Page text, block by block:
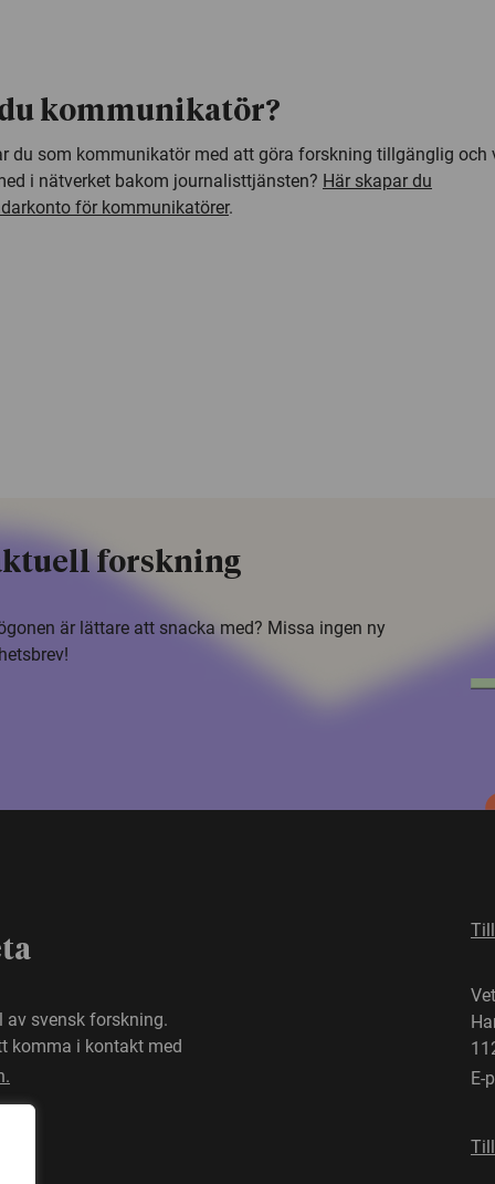
kommunikatör?
du som kommunikatör med att göra forskning tillgänglig och
i nätverket bakom journalisttjänsten? Här skapar du
för kommunikatörer.
forskning
är lättare att snacka med? Missa ingen ny
svensk forskning.
komma i kontakt med
E-